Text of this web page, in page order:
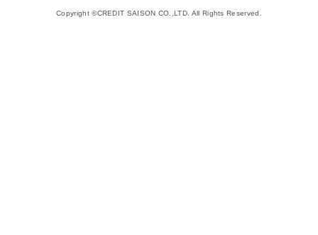
Copyright ©CREDIT SAISON CO.,LTD. All Rights Reserved.